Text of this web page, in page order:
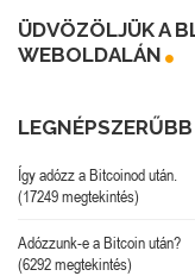
ÜDVÖZÖLJÜK A
WEBOLDALÁN
Így adózz a Bitcoinod után.
(17249 megtekintés)
Adózzunk-e a Bitcoin után?
(6292 megtekintés)